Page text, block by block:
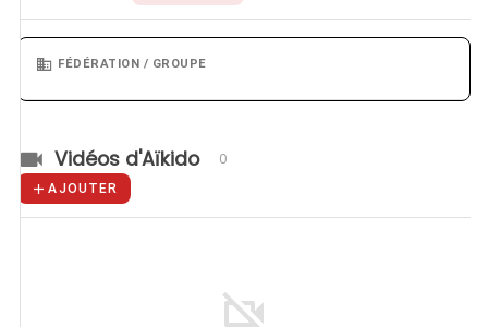
FÉDÉRATION / GROUPE
Vidéos d'Aïkido 0
AJOUTER